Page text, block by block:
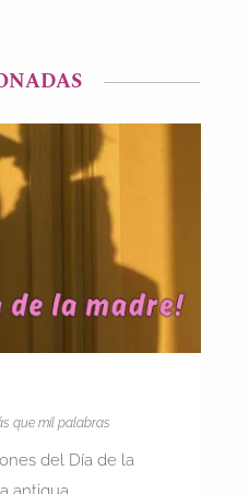
que mil palabras
del Día de la